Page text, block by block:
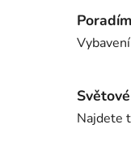
Najdete